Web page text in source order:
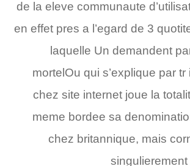
de la eleve communaute
en effet pres a l’egard de 3
laquelle Un demandent
mortelOu qui s’explique par
chez site internet joue la
meme bordee sa
chez britannique, mais